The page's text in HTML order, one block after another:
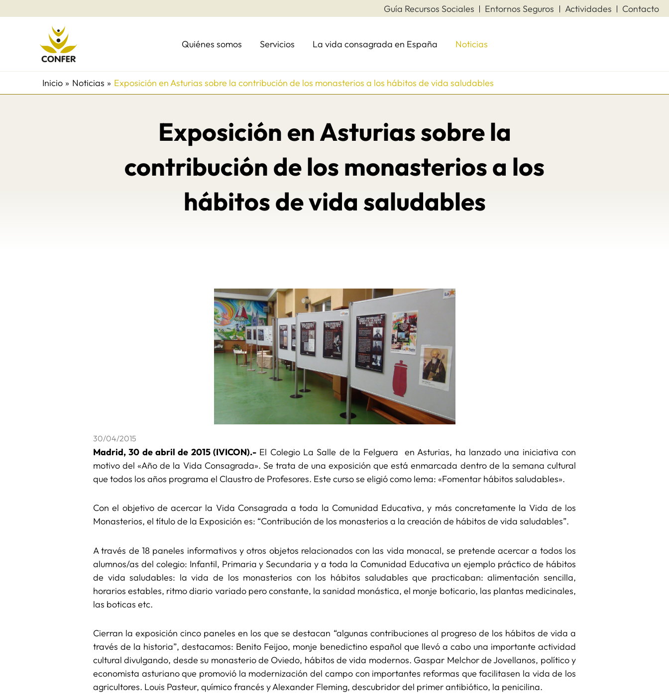
al
Guía Recursos Sociales Entornos Seguros Actividades Contacto
Quiénes somos Servicios La vida consagrada en España Noticias
Inicio Noticias Exposición en Asturias sobre la contribución de los monasterios a los hábitos de vida saludables
Exposición en Asturias sobre la
contribución de los monasterios a los
hábitos de vida saludables
30/04/2015
Madrid, 30 de abril de 2015 (IVICON).- El Colegio La Salle de la Felguera en Asturias, ha lanzado una iniciativa con
motivo del «Año de la Vida Consagrada». Se trata de una exposición que está enmarcada dentro de la semana cultural
que todos los años programa el Claustro de Profesores. Este curso se eligió como lema: «Fomentar hábitos saludables».
Con el objetivo de acercar la Vida Consagrada a toda la Comunidad Educativa, y más concretamente la Vida de los
Monasterios, el título de la Exposición es: “Contribución de los monasterios a la creación de hábitos de vida saludables”.
A través de 18 paneles informativos y otros objetos relacionados con las vida monacal, se pretende acercar a todos los
alumnos/as del colegio: Infantil, Primaria y Secundaria y a toda la Comunidad Educativa un ejemplo práctico de hábitos
de vida saludables: la vida de los monasterios con los hábitos saludables que practicaban: alimentación sencilla,
horarios estables, ritmo diario variado pero constante, la sanidad monástica, el monje boticario, las plantas medicinales,
las boticas etc.
Cierran la exposición cinco paneles en los que se destacan “algunas contribuciones al progreso de los hábitos de vida a
través de la historia”, destacamos: Benito Feijoo, monje benedictino español que llevó a cabo una importante actividad
cultural divulgando, desde su monasterio de Oviedo, hábitos de vida modernos. Gaspar Melchor de Jovellanos, político y
economista asturiano que promovió la modernización del campo con importantes reformas que facilitasen la vida de los
agricultores. Louis Pasteur, químico francés y Alexander Fleming, descubridor del primer antibiótico, la penicilina.